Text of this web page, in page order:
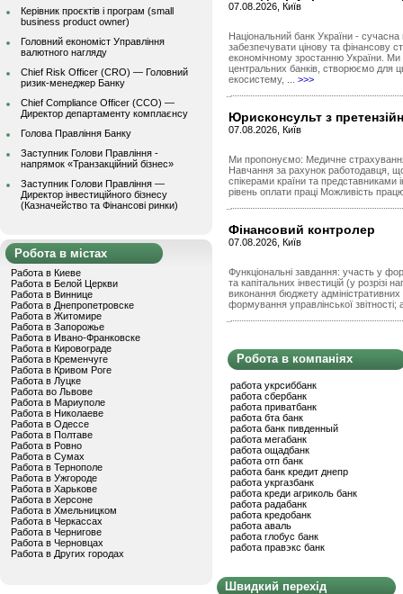
Керівник проєктів і програм (small
business product owner)
Головний економіст Управління
валютного нагляду
Chief Risk Officer (CRO) — Головний
ризик-менеджер Банку
Chief Compliance Officer (CCO) —
Директор департаменту комплаєнсу
Голова Правління Банку
Заступник Голови Правління -
напрямок «Транзакційний бізнес»
Заступник Голови Правління —
Директор інвестиційного бізнесу
(Казначейство та Фінансові ринки)
Робота в містах
Работа в Киеве
Работа в Белой Церкви
Работа в Виннице
Работа в Днепропетровске
Работа в Житомире
Работа в Запорожье
Работа в Ивано-Франковске
Работа в Кировограде
Работа в Кременчуге
Работа в Кривом Роге
Работа в Луцке
Работа во Львове
Работа в Мариуполе
Работа в Николаеве
Работа в Одессе
Работа в Полтаве
Работа в Ровно
Работа в Сумах
Работа в Тернополе
Работа в Ужгороде
Работа в Харькове
Работа в Херсоне
Работа в Хмельницком
Работа в Черкассах
Работа в Чернигове
Работа в Черновцах
Работа в Других городах
07.08.2026, Київ
Національний банк України -
забезпечувати цінову та фінансову
економічному зростанню України. Ми
центральних банків, створюємо для
екосистему, ... >>>
Юрисконсульт з
07.08.2026, Київ
Ми пропонуємо: Медичне
Навчання за рахунок работодавця,
спікерами країни та представниками
рівень оплати праці Можливість
Фінансовий контролер
07.08.2026, Київ
Функціональні завдання: участь у
та капітальних інвестицій (у розрізі
виконання бюджету адміністративних
формування управлінської звітності;
Робота в компаніях
работа укрсиббанк
работа сбербанк
работа приватбанк
работа бта банк
работа банк пивденный
работа мегабанк
работа ощадбанк
работа отп банк
работа банк кредит днепр
работа укргазбанк
работа креди агриколь банк
работа радабанк
работа кредобанк
работа аваль
работа глобус банк
работа правэкс банк
Швидкий перехід